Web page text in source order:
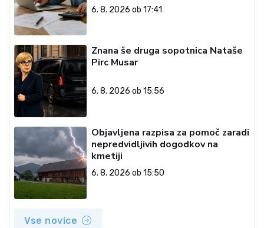
6. 8. 2026 ob 17:41
Znana še druga sopotnica Nataše
Pirc Musar
6. 8. 2026 ob 15:56
Objavljena razpisa za pomoč zaradi
nepredvidljivih dogodkov na
kmetiji
6. 8. 2026 ob 15:50
Vse novice